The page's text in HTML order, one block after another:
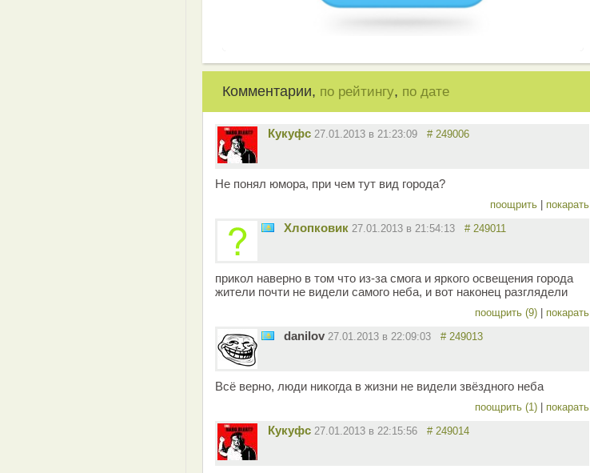
Комментарии, по рейтингу, по дате
Кукуфс 27.01.2013 в 21:23:09 # 249006
Не понял юмора, при чем тут вид города?
поощрить покарать
Хлопковик 27.01.2013 в 21:54:13 # 249011
прикол наверно в том что из-за смога и яркого освещения города
жители почти не видели самого неба, и вот наконец разглядели
поощрить (9) покарать
danilov 27.01.2013 в 22:09:03 # 249013
Всё верно, люди никогда в жизни не видели звёздного неба
поощрить (1) покарать
Кукуфс 27.01.2013 в 22:15:56 # 249014